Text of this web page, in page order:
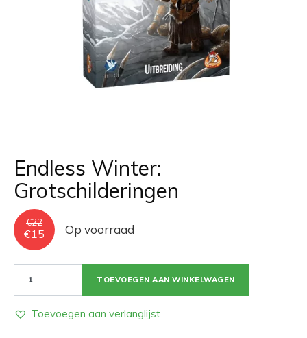
Endless Winter:
Grotschilderingen
€22
Oorspronkelijke
prijs
was:
€22.
€15
Huidige
prijs
is:
€15.
Op voorraad
Winter:
Grotschilderingen
aantal
TOEVOEGEN AAN WINKELWAGEN
Toevoegen aan verlanglijst